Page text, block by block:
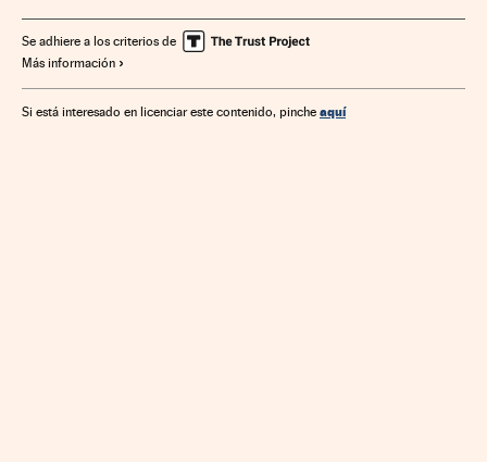
Relaciones comerciales Tratados internacionales
Norteamérica Comercio Unión Europea
Se adhiere a los criterios de
Más información
Si está interesado en licenciar este contenido, pinche aquí